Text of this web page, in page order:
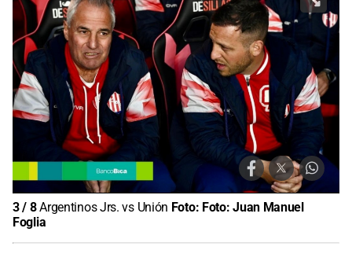
3/ 8Argentinos Jrs. vs Unión Foto: Foto: Juan Manuel
Foglia